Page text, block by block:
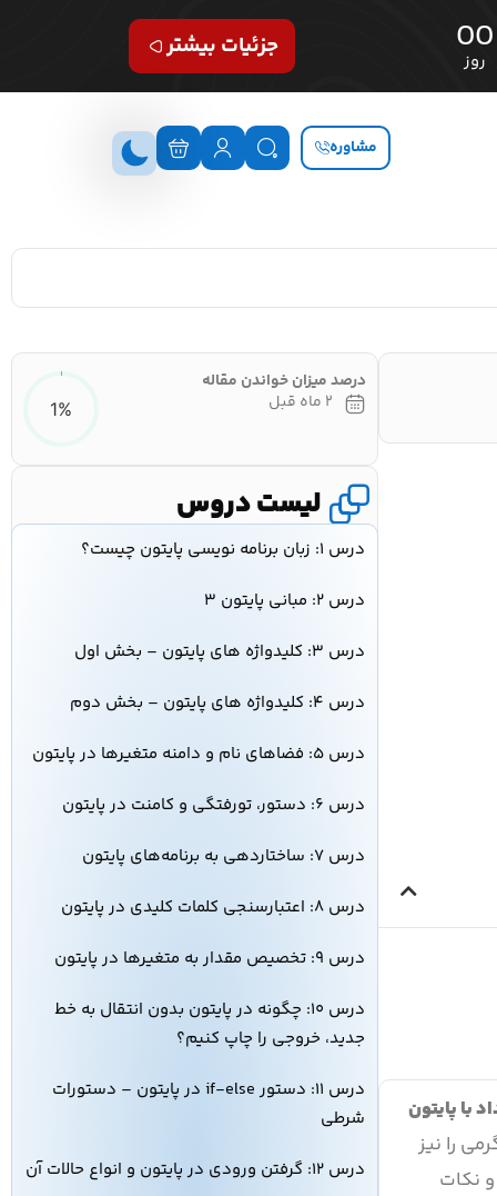
00
روز جزئیات بیشتر
مشاوره
با پایتون
را نیز
نکات
درصد میزان خواندن مقاله
۲ ماه قبل
1%
لیست دروس
درس ۱: زبان برنامه نویسی پایتون چیست؟
درس ۲: مبانی پایتون ۳
درس ۳: کلیدواژه‌ های پایتون – بخش اول
درس ۴: کلیدواژه‌ های پایتون – بخش دوم
درس ۵: فضاهای نام و دامنه متغیرها در پایتون
درس ۶: دستور، تورفتگی و کامنت در پایتون
درس ۷: ساختاردهی به برنامه‌های پایتون
درس ۸: اعتبارسنجی کلمات کلیدی در پایتون
درس ۹: تخصیص مقدار به متغیرها در پایتون
درس ۱۰: چگونه در پایتون بدون انتقال به خط
جدید، خروجی را چاپ کنیم؟
درس ۱۱: دستور if-else در پایتون – دستورات
شرطی
درس ۱۲: گرفتن ورودی در پایتون و انواع حالات آن